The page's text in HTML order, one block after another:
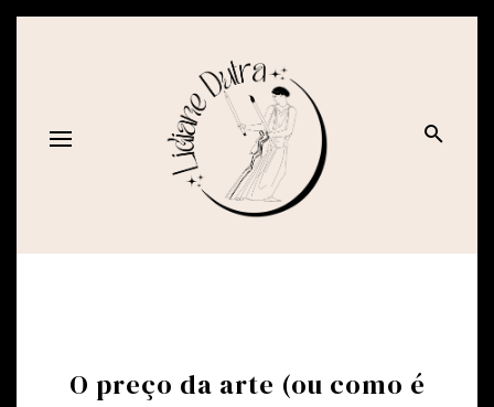
O preço da arte (ou como é